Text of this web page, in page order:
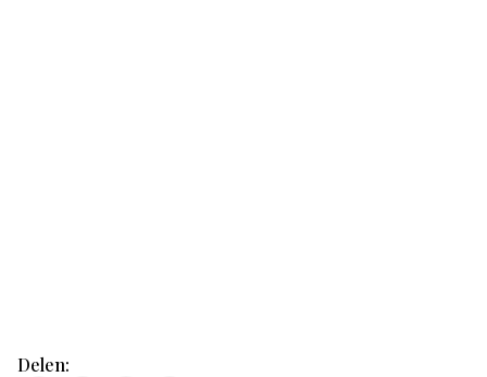
Delen: